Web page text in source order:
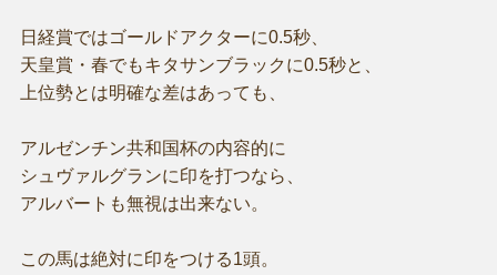
日経賞ではゴールドアクターに0.5秒、
天皇賞・春でもキタサンブラックに0.5秒と、
上位勢とは明確な差はあっても、
アルゼンチン共和国杯の内容的に
シュヴァルグランに印を打つなら、
アルバートも無視は出来ない。
この馬は絶対に印をつける1頭。